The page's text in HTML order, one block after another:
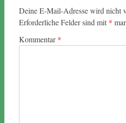
Deine E-Mail-Adresse wird nicht
Erforderliche Felder sind mit *
Kommentar*